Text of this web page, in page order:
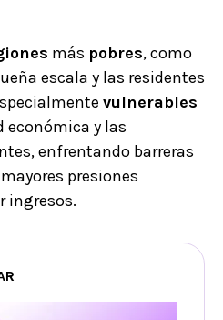
más pobres, como
escala y las residentes
vulnerables
económica y las
enfrentando barreras
presiones
ingresos.